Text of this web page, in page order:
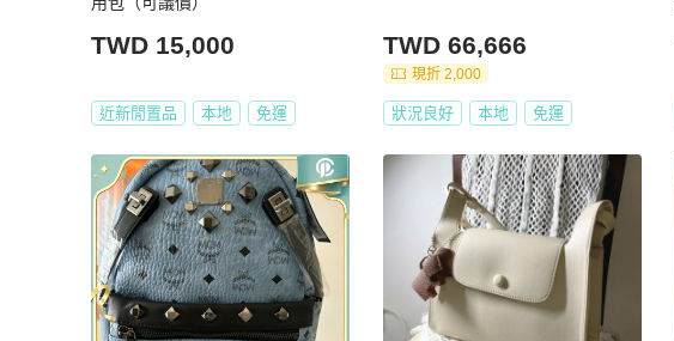
TWD 15,000
近新閒置品 本地 免運
TWD 66,666
現折 2,000
狀況良好 本地 免運